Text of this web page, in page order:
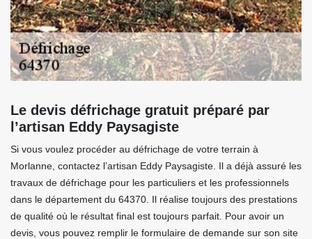
Le devis défrichage gratuit préparé par
l’artisan Eddy Paysagiste
Si vous voulez procéder au défrichage de votre terrain à
Morlanne, contactez l’artisan Eddy Paysagiste. Il a déjà assuré les
travaux de défrichage pour les particuliers et les professionnels
dans le département du 64370. Il réalise toujours des prestations
de qualité où le résultat final est toujours parfait. Pour avoir un
devis, vous pouvez remplir le formulaire de demande sur son site